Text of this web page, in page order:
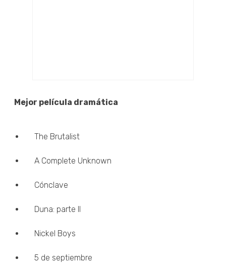
Mejor película dramática
The Brutalist
A Complete Unknown
Cónclave
Duna: parte II
Nickel Boys
5 de septiembre